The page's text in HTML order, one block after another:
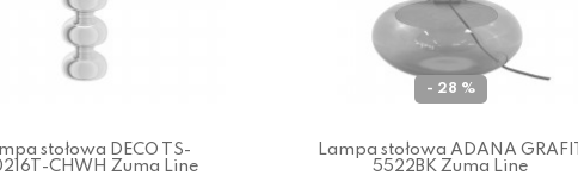
stołowa DECO TS-
CHWH Zuma Line
- 28 %
Lampa stołowa ADANA GRAFIT
5522BK Zuma Line